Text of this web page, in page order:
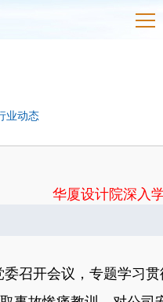
业动态
华厦设计院深入
委召开会议，专题学习